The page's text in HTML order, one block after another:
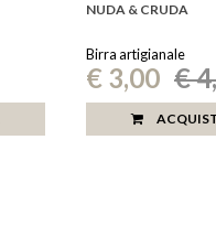
NUDA & CRUDA
Birra artigianale
€ 3,00 €